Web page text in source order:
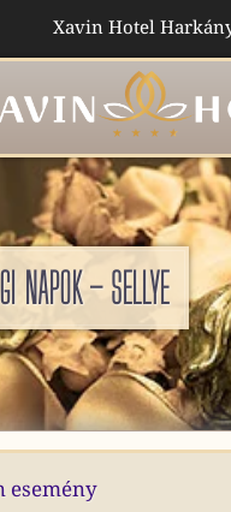
Xavin Hotel
NAPOK – SELLYE
esemény